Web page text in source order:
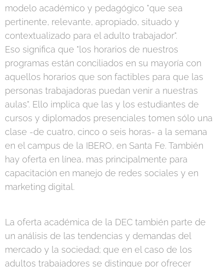
modelo académico y pedagógico "que sea
pertinente, relevante, apropiado, situado y
contextualizado para el adulto trabajador".
Eso significa que "los horarios de nuestros
programas están conciliados en su mayoría con
aquellos horarios que son factibles para que las
personas trabajadoras puedan venir a nuestras
aulas". Ello implica que las y los estudiantes de
cursos y diplomados presenciales tomen sólo una
clase -de cuatro, cinco o seis horas- a la semana
en el campus de la IBERO, en Santa Fe. También
hay oferta en línea, mas principalmente para
capacitación en manejo de redes sociales y en
marketing digital.
La oferta académica de la DEC también parte de
un análisis de las tendencias y demandas del
mercado y la sociedad; que en el caso de los
adultos trabajadores se distingue por ofrecer